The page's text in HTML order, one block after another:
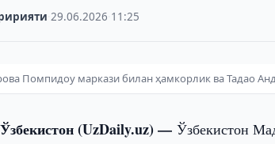
·29.06.2026 11:25
Помпидоу маркази билан ҳамкорлик ва Тадао
(UzDaily.uz) —Ўзбекистон